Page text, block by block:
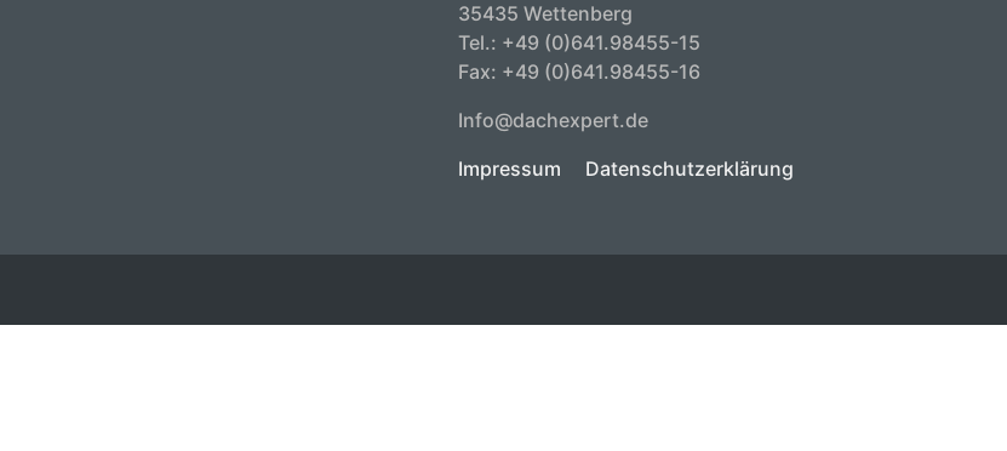
35435 Wettenberg
Tel.: +49 (0)641.98455-15
Fax: +49 (0)641.98455-16
Info@dachexpert.de
Impressum
Datenschutzerklärung